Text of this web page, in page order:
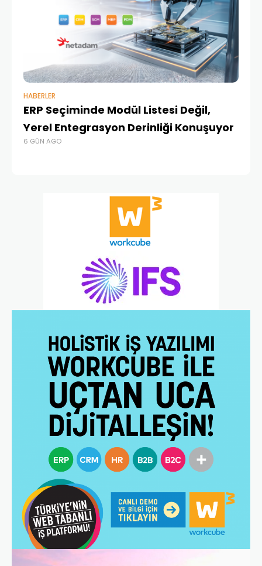
HABERLER
ERP Seçiminde Modül Listesi Değil,
Yerel Entegrasyon Derinliği Konuşuyor
6 GÜN AGO